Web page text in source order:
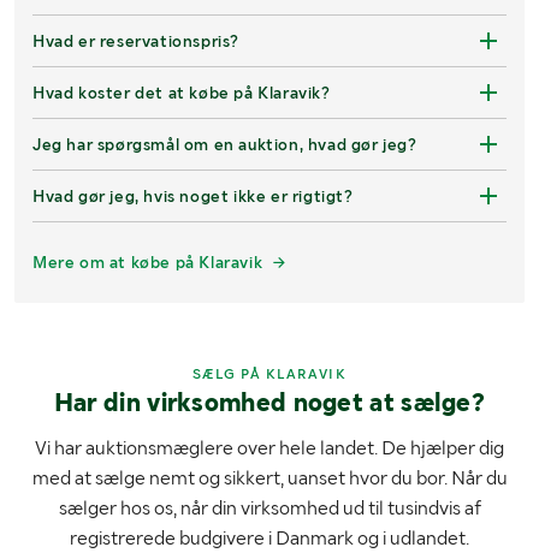
Hvad er reservationspris?
Hvad koster det at købe på Klaravik?
Jeg har spørgsmål om en auktion, hvad gør jeg?
Hvad gør jeg, hvis noget ikke er rigtigt?
Mere om at købe på Klaravik
SÆLG PÅ KLARAVIK
Har din virksomhed noget at sælge?
Vi har auktionsmæglere over hele landet. De hjælper dig
med at sælge nemt og sikkert, uanset hvor du bor. Når du
sælger hos os, når din virksomhed ud til tusindvis af
registrerede budgivere i Danmark og i udlandet.